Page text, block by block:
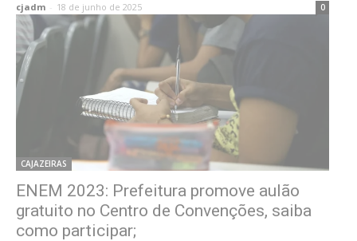
cjadm 18 de junho de 2025 0
CAJAZEIRAS
ENEM 2023: Prefeitura promove aulão
gratuito no Centro de Convenções, saiba
como participar;